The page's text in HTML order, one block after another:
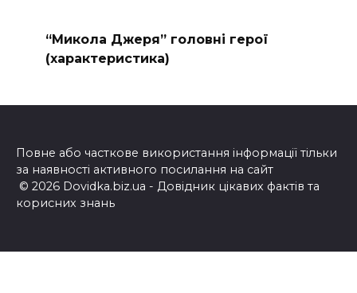
“Микола Джеря” головні герої
(характеристика)
Повне або часткове використання інформації тільки
за наявності активного посилання на сайт
© 2026 Dovidka.biz.ua - Довідник цікавих фактів та
корисних знань